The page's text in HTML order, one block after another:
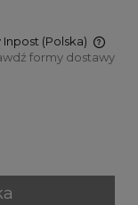
Inpost (Polska)
płatności
formy dostawy